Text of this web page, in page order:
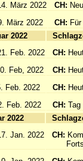
März 2022
CH:
März 2022
CH:
2022
Feb. 2022
CH:
Feb, 2022
CH:
Feb. 2022
CH:
Feb. 2022
CH: Tag
2022
Jan. 2022
CH: